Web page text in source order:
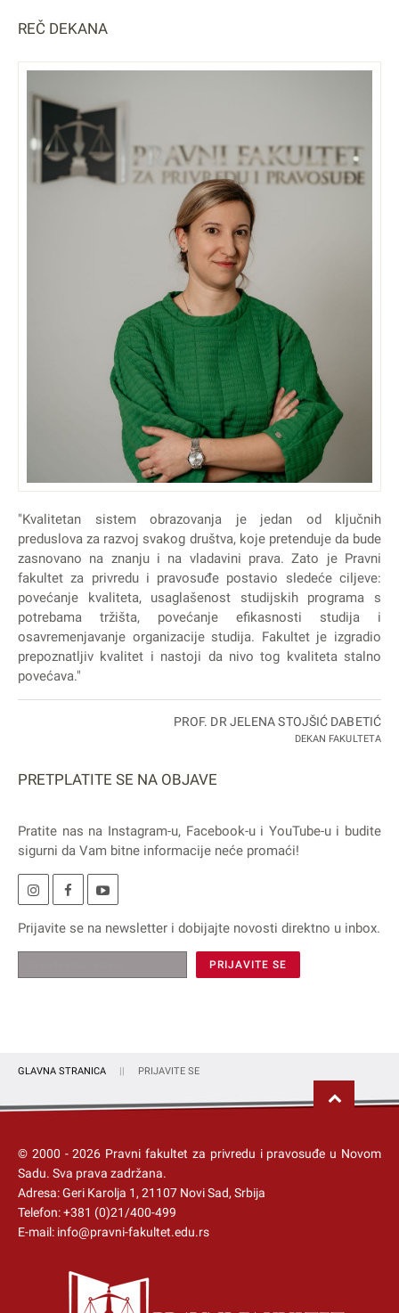
REČ DEKANA
"Kvalitetan sistem obrazovanja je jedan od ključnih
preduslova za razvoj svakog društva, koje pretenduje da bude
zasnovano na znanju i na vladavini prava. Zato je Pravni
fakultet za privredu i pravosuđe postavio sledeće ciljeve:
povećanje kvaliteta, usaglašenost studijskih programa s
potrebama tržišta, povećanje efikasnosti studija i
osavremenjavanje organizacije studija. Fakultet je izgradio
prepoznatljiv kvalitet i nastoji da nivo tog kvaliteta stalno
povećava."
PROF. DR JELENA STOJŠIĆ DABETIĆ
DEKAN FAKULTETA
PRETPLATITE SE NA OBJAVE
Pratite nas na Instagram-u, Facebook-u i YouTube-u i budite
sigurni da Vam bitne informacije neće promaći!
Prijavite se na newsletter i dobijajte novosti direktno u inbox.
GLAVNA STRANICA PRIJAVITE SE
© 2000 -2026 Pravni fakultet za privredu i pravosuđe u Novom
Sadu. Sva prava zadržana.
Adresa: Geri Karolja 1, 21107 Novi Sad, Srbija
Telefon:+381 (0)21/400-499
E-mail: info@pravni-fakultet.edu.rs